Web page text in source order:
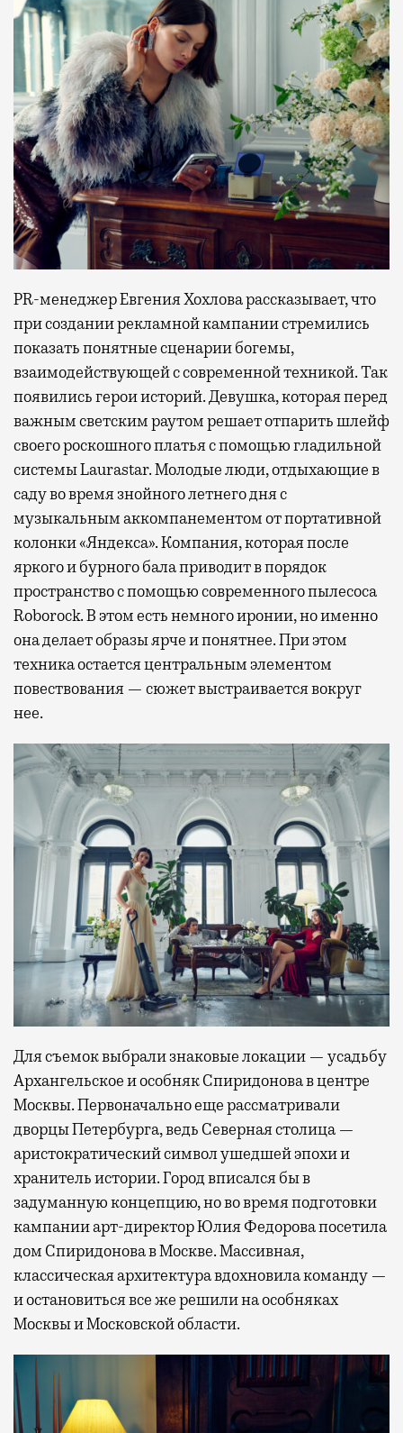
PR-менеджер Евгения Хохлова рассказывает, что
при создании рекламной кампании стремились
показать понятные сценарии богемы,
взаимодействующей с современной техникой. Так
появились герои историй. Девушка, которая перед
важным светским раутом решает отпарить шлейф
своего роскошного платья с помощью гладильной
системы Laurastar. Молодые люди, отдыхающие в
саду во время знойного летнего дня с
музыкальным аккомпанементом от портативной
колонки «Яндекса». Компания, которая после
яркого и бурного бала приводит в порядок
пространство с помощью современного пылесоса
Roborock. В этом есть немного иронии, но именно
она делает образы ярче и понятнее. При этом
техника остается центральным элементом
повествования — сюжет выстраивается вокруг
нее.
Для съемок выбрали знаковые локации — усадьбу
Архангельское и особняк Спиридонова в центре
Москвы. Первоначально еще рассматривали
дворцы Петербурга, ведь Северная столица —
аристократический символ ушедшей эпохи и
хранитель истории. Город вписался бы в
задуманную концепцию, но во время подготовки
кампании арт-директор Юлия Федорова посетила
дом Спиридонова в Москве. Массивная,
классическая архитектура вдохновила команду —
и остановиться все же решили на особняках
Москвы и Московской области.